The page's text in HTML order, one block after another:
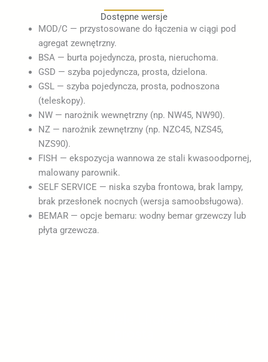
Dostępne wersje
MOD/C — przystosowane do łączenia w ciągi pod
agregat zewnętrzny.
BSA — burta pojedyncza, prosta, nieruchoma.
GSD — szyba pojedyncza, prosta, dzielona.
GSL — szyba pojedyncza, prosta, podnoszona
(teleskopy).
NW — narożnik wewnętrzny (np. NW45, NW90).
NZ — narożnik zewnętrzny (np. NZC45, NZS45,
NZS90).
FISH — ekspozycja wannowa ze stali kwasoodpornej,
malowany parownik.
SELF SERVICE — niska szyba frontowa, brak lampy,
brak przesłonek nocnych (wersja samoobsługowa).
BEMAR — opcje bemaru: wodny bemar grzewczy lub
płyta grzewcza.